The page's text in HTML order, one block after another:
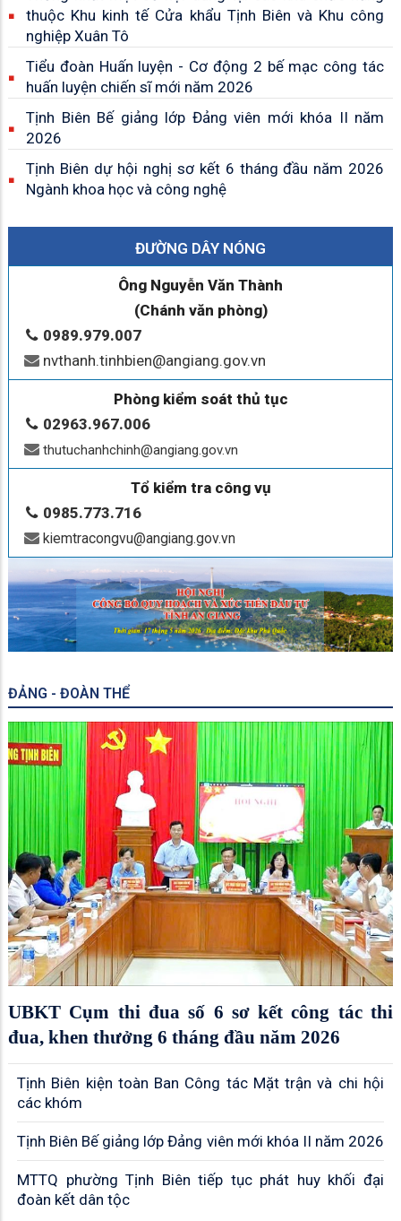
thuộc Khu kinh tế Cửa khẩu Tịnh Biên và Khu công
nghiệp Xuân Tô
Tiểu đoàn Huấn luyện - Cơ động 2 bế mạc công tác
huấn luyện chiến sĩ mới năm 2026
Tịnh Biên Bế giảng lớp Đảng viên mới khóa II năm
2026
Tịnh Biên dự hội nghị sơ kết 6 tháng đầu năm 2026
Ngành khoa học và công nghệ
ĐƯỜNG DÂY NÓNG
Ông Nguyễn Văn Thành
(Chánh văn phòng)
0989.979.007
nvthanh.tinhbien@angiang.gov.vn
Phòng kiểm soát thủ tục
02963.967.006
thutuchanhchinh@angiang.gov.vn
Tổ kiểm tra công vụ
0985.773.716
kiemtracongvu@angiang.gov.vn
ĐẢNG - ĐOÀN THỂ
UBKT Cụm thi đua số 6 sơ kết công tác thi
đua, khen thưởng 6 tháng đầu năm 2026
Tịnh Biên kiện toàn Ban Công tác Mặt trận và chi hội
các khóm
Tịnh Biên Bế giảng lớp Đảng viên mới khóa II năm 2026
MTTQ phường Tịnh Biên tiếp tục phát huy khối đại
đoàn kết dân tộc